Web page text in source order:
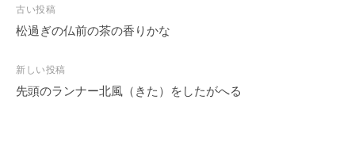
投
稿
ビ
ゲ
古い投稿
松過ぎの仏前の茶の香りかな
新しい投稿
先頭のランナー北風（きた）をしたがへる